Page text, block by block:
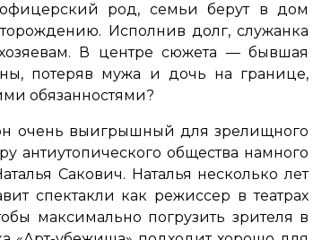
род, семьи берут в дом
Исполнив долг, служанка
В центре сюжета — бывшая
потеряв мужа и дочь на границе,
обязанностями?
очень выигрышный для зрелищного
антиутопического общества намного
Сакович. Наталья несколько лет
спектакли как режиссер в театрах
максимально погрузить зрителя в